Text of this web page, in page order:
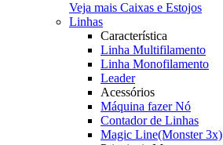
Veja mais Caixas e Estojos
Linhas
Característica
Linha Multifilamento
Linha Monofilamento
Leader
Acessórios
Máquina fazer Nó
Contador de Linhas
Magic Line(Monster 3x)